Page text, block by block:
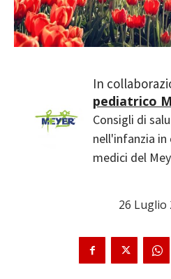
pediatrico
Consigli di
nell'infanzia in
medici del
26 Luglio